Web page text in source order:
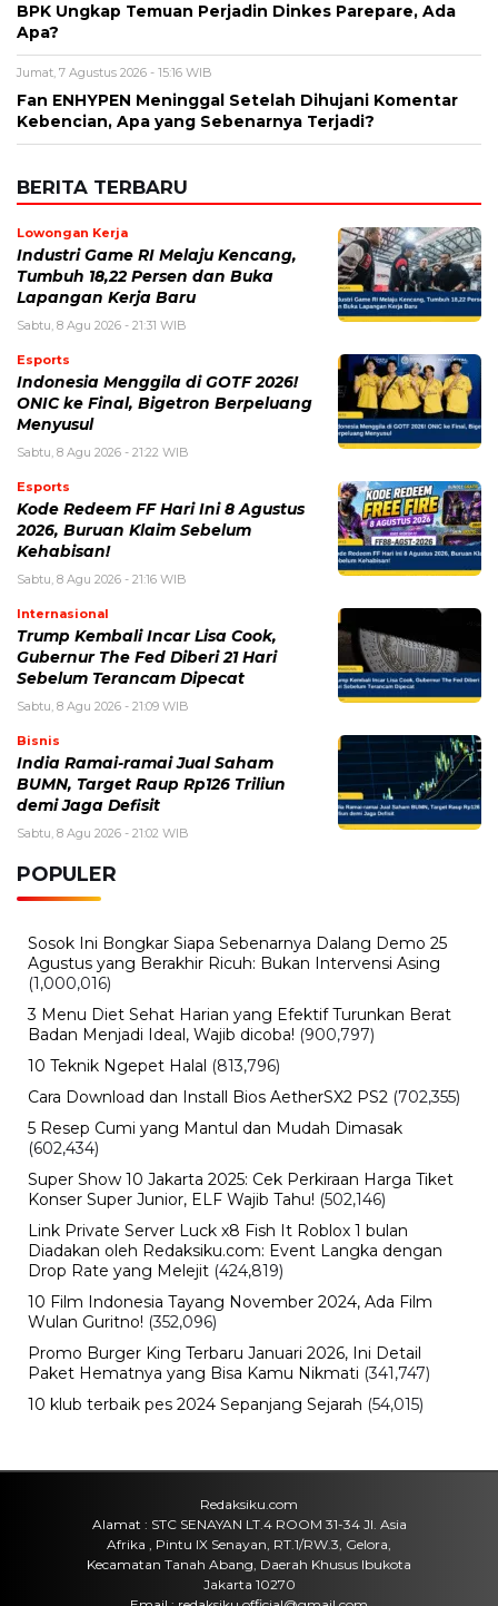
BPK Ungkap Temuan Perjadin Dinkes Parepare, Ada
Apa?
Jumat, 7 Agustus 2026 - 15:16 WIB
Fan ENHYPEN Meninggal Setelah Dihujani Komentar
Kebencian, Apa yang Sebenarnya Terjadi?
BERITA TERBARU
Lowongan Kerja
Industri Game RI Melaju Kencang,
Tumbuh 18,22 Persen dan Buka
Lapangan Kerja Baru
Sabtu, 8 Agu 2026 - 21:31 WIB
Esports
Indonesia Menggila di GOTF 2026!
ONIC ke Final, Bigetron Berpeluang
Menyusul
Sabtu, 8 Agu 2026 - 21:22 WIB
Esports
Kode Redeem FF Hari Ini 8 Agustus
2026, Buruan Klaim Sebelum
Kehabisan!
Sabtu, 8 Agu 2026 - 21:16 WIB
Internasional
Trump Kembali Incar Lisa Cook,
Gubernur The Fed Diberi 21 Hari
Sebelum Terancam Dipecat
Sabtu, 8 Agu 2026 - 21:09 WIB
Bisnis
India Ramai-ramai Jual Saham
BUMN, Target Raup Rp126 Triliun
demi Jaga Defisit
Sabtu, 8 Agu 2026 - 21:02 WIB
POPULER
Sosok Ini Bongkar Siapa Sebenarnya Dalang Demo 25
Agustus yang Berakhir Ricuh: Bukan Intervensi Asing
(1,000,016)
3 Menu Diet Sehat Harian yang Efektif Turunkan Berat
Badan Menjadi Ideal, Wajib dicoba! (900,797)
10 Teknik Ngepet Halal (813,796)
Cara Download dan Install Bios AetherSX2 PS2 (702,355)
5 Resep Cumi yang Mantul dan Mudah Dimasak
(602,434)
Super Show 10 Jakarta 2025: Cek Perkiraan Harga Tiket
Konser Super Junior, ELF Wajib Tahu! (502,146)
Link Private Server Luck x8 Fish It Roblox 1 bulan
Diadakan oleh Redaksiku.com: Event Langka dengan
Drop Rate yang Melejit (424,819)
10 Film Indonesia Tayang November 2024, Ada Film
Wulan Guritno! (352,096)
Promo Burger King Terbaru Januari 2026, Ini Detail
Paket Hematnya yang Bisa Kamu Nikmati (341,747)
10 klub terbaik pes 2024 Sepanjang Sejarah (54,015)
Redaksiku.com
Alamat : STC SENAYAN LT.4 ROOM 31-34 Jl. Asia
Afrika , Pintu IX Senayan, RT.1/RW.3, Gelora,
Kecamatan Tanah Abang, Daerah Khusus Ibukota
Jakarta 10270